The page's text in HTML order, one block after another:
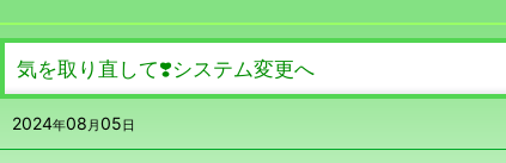
気を取り直して❣️システム変更へ
2024年08 月05日